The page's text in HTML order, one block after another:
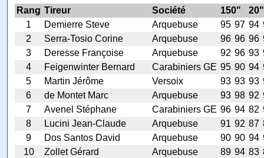
Rang Tireur Société 150"
20"
1
Demierre Steve Arquebuse 95 97 94
2
Serra-Tosio Corine Arquebuse 96 96 96
3
Deresse Françoise Arquebuse 92 96 93
4
Feigenwinter Bernard Carabiniers GE 95 90 94
5
Martin Jérôme Versoix 93 93 93
6
de Montet Marc Arquebuse 93 98 92
7
Avenel Stéphane Carabiniers GE 96 94 82
8
Lucini Jean-Claude Arquebuse 91 92 87
9
Dos Santos David Arquebuse 90 90 94
10
Zollet Gérard Arquebuse 89 94 83